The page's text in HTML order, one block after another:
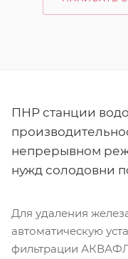
ПНР станции
непрерывном
нужд солодовни
Для удаления
автоматическую
фильтрации